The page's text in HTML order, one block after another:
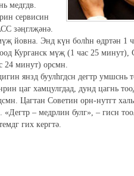
медгдв.
сервисин
зәңглҗәнә.
йовна. Энд күн болһн өдртән 1
Курганск мүҗ (1 час 25 минут),
24 минут) орсмн.
янзд буулһгдсн дегтр
цаг хамцулгдад, дунд цагнь
Цагтан Советин орн-нутгт
– медрлин булг», – гисн
гих кергтә.